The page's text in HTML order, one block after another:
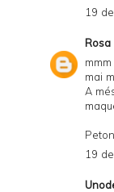
19
Rosa
mai
A
19